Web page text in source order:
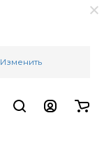
Изменить